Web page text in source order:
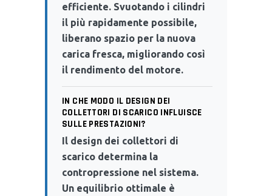
efficiente. Svuotando i cilindri
il più rapidamente possibile,
liberano spazio per la nuova
carica fresca, migliorando così
il rendimento del motore.
IN CHE MODO IL DESIGN DEI
COLLETTORI DI SCARICO INFLUISCE
SULLE PRESTAZIONI?
Il design dei collettori di
scarico determina la
contropressione nel sistema.
Un equilibrio ottimale è